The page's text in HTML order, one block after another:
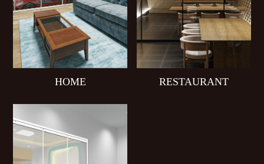
HOME RESTAURANT